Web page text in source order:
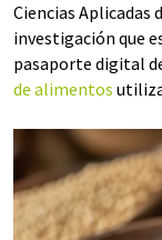
Ciencias Aplicadas
investigación que
pasaporte digital
de alimentos